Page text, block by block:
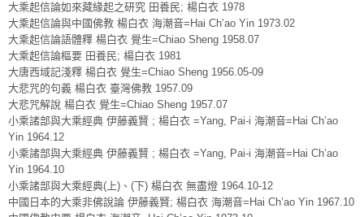
大乘起信論如來藏緣起之研究 田養民; 楊白衣 1978
大乘起信論與中國佛教 楊白衣 海潮音=Hai Ch’ao Yin 1973.02
大乘起信論語體釋 楊白衣 覺生=Chiao Sheng 1958.07
大乘起信論樞要 田養民; 楊白衣 1981
大唐西域記淺釋 楊白衣 覺生=Chiao Sheng 1956.05-09
大悲咒的句義 楊白衣 臺灣佛教 1957.09
大悲咒解說 楊白衣 覺生=Chiao Sheng 1957.07
小乘諸部與大乘經典 伊藤義賢 ; 楊白衣 =Yang, Pai-i 海潮音=Hai Ch’ao
Yin 1964.12
小乘諸部與大乘經典 伊藤義賢 ; 楊白衣 =Yang, Pai-i 海潮音=Hai Ch’ao
Yin 1964.10
小乘諸部與大乘經典(上)、(下) 楊白衣 無盡燈 1964.10-12
中國日本的大乘非佛說論 伊藤義賢; 楊白衣 海潮音=Hai Ch’ao Yin 1967.10